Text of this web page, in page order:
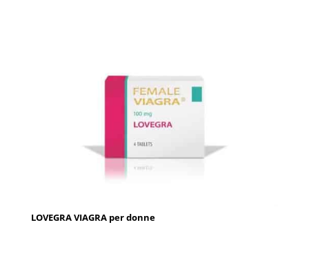
LOVEGRA VIAGRA per donne